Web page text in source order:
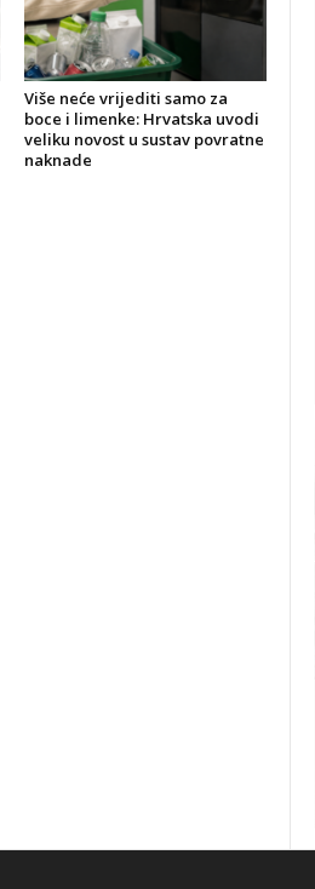
Više neće vrijediti samo za
boce i limenke: Hrvatska uvodi
veliku novost u sustav povratne
naknade